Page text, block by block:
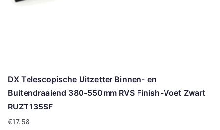
DX Telescopische Uitzetter Binnen- en
Buitendraaiend 380-550mm RVS Finish-Voet Zwart
RUZT135SF
€17.58